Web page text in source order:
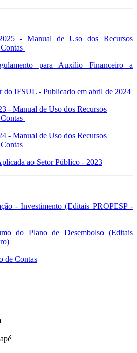
- Manual de Uso dos Recursos
para Auxílio Financeiro a
do IFSUL - Publicado em abril de 2024
- Manual de Uso dos Recursos
- Manual de Uso dos Recursos
ao Setor Público - 2023
- Investimento (Editais PROPESP -
do Plano de Desembolso (Editais
de Contas